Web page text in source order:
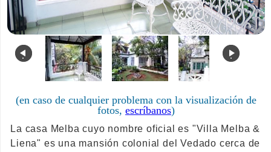
. .
(en caso de cualquier problema con la visualización de
fotos, escríbanos)
La casa Melba cuyo nombre oficial es "Villa Melba &
Liena" es una mansión colonial del Vedado cerca de